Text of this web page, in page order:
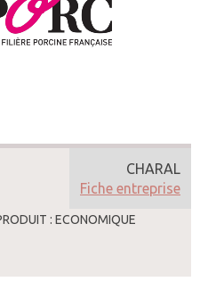
: ECONOMIQUE
CHARAL
Fiche entreprise